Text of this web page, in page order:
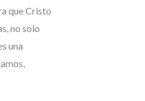
que Cristo
no solo
una